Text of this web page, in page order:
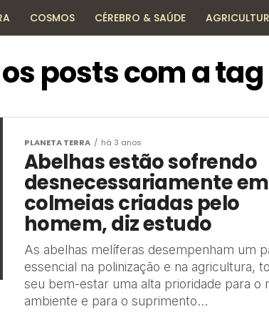
COSMOS CÉREBRO & SAÚDE
posts com a
PLANETA TERRA há 3 anos
Abelhas estão sofrendo
desnecessariamente em
colmeias criadas pelo
homem, diz estudo
As abelhas melíferas desempenham um
essencial na polinização e na agricultura,
seu bem-estar uma alta prioridade para o
ambiente e para o suprimento...